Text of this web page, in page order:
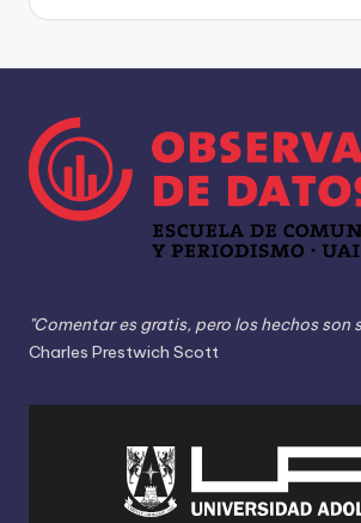
"Comentar es gratis, pero los hechos son
Charles Prestwich Scott